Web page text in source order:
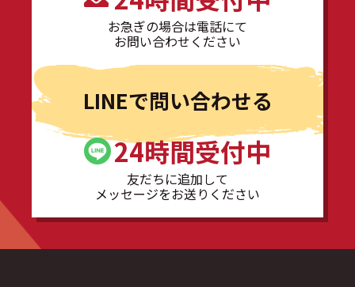
お急ぎの場合は電話にて
お問い合わせください
LINEで問い合わせる
24時間受付中
友だちに追加して
メッセージをお送りください